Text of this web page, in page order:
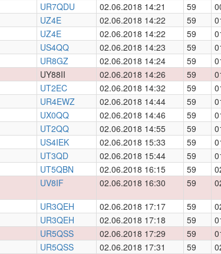
UR7QDU 02.06.2018 14:21 59
UZ4E 02.06.2018 14:22 59
UZ4E 02.06.2018 14:22 59
US4QQ 02.06.2018 14:23 59
UR8GZ 02.06.2018 14:24 59
UY88II 02.06.2018 14:26 59
UT2EC 02.06.2018 14:32 59
UR4EWZ 02.06.2018 14:44 59
UX0QQ 02.06.2018 14:46 59
UT2QQ 02.06.2018 14:55 59
US4IEK 02.06.2018 15:33 59
UT3QD 02.06.2018 15:44 59
UT5QBN 02.06.2018 16:15 59
UV8IF 02.06.2018 16:30 59
UR3QEH 02.06.2018 17:17 59
UR3QEH 02.06.2018 17:18 59
UR5QSS 02.06.2018 17:29 59
UR5QSS 02.06.2018 17:31 59